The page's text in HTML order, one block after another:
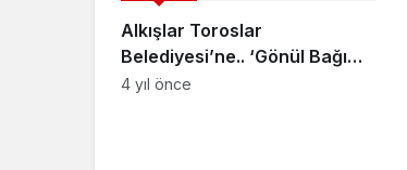
Alkışlar Toroslar
Belediyesi’ne.. ‘Gönül Bağı
Destek Hattı’ ile gönüllere
4 yıl önce